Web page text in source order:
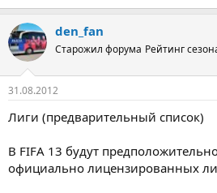
den_fan
Старожил форума Рейтинг
31.08.2012
Лиги (предварительный список)
В FIFA 13 будут
официально лицензированных